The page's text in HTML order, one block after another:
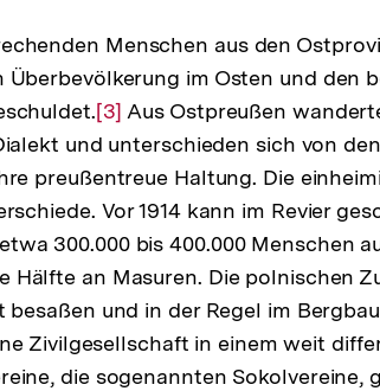
Menschen aus den
im Osten und den
Zur
Auflösung
der
Fußnote
[3] Aus Ostpreußen
und unterschieden sich von
preußentreue Haltung. Die
Vor 1914 kann im Revier
300.000 bis 400.000 Menschen
Hälfte an Masuren. Die polnischen
und in der Regel im
Zivilgesellschaft in einem weit
die sogenannten Sokolvereine,